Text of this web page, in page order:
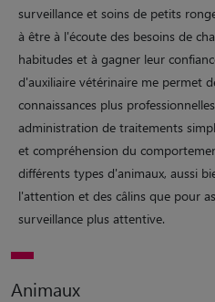
surveillance et soins de petits
à être à l'écoute des besoins de
habitudes et à gagner leur
d'auxiliaire vétérinaire me permet
connaissances plus
administration de traitements
et compréhension du
différents types d'animaux, aussi
l'attention et des câlins que pour
surveillance plus attentive.
Animaux